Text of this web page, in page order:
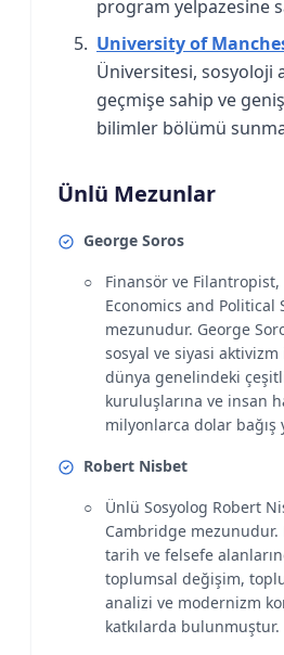
program yelpazesine
University of
Üniversitesi, sosyoloji
geçmişe sahip ve
bilimler bölümü
Ünlü Mezunlar
George Soros
Finansör ve
Economics and Political
mezunudur. George
sosyal ve siyasi aktivizm
dünya genelindeki
kuruluşlarına ve insan
milyonlarca dolar bağış
Robert Nisbet
Ünlü Sosyolog Robert
Cambridge mezunudur.
tarih ve felsefe
toplumsal değişim,
analizi ve modernizm
katkılarda bulunmuştur.